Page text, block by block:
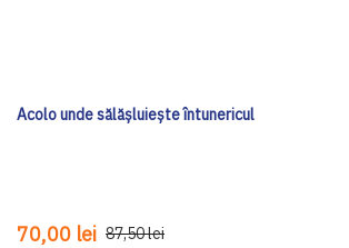
Acolo unde sălășluiește întunericul
70,00 lei 87,50 lei